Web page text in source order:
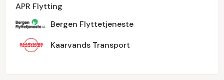
APR Flytting
Bergen Flyttetjeneste
Kaarvands Transport